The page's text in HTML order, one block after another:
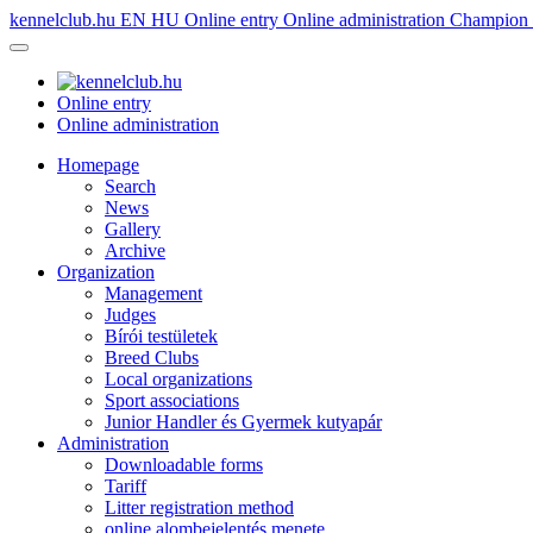
kennelclub.hu EN HU Online entry Online administration Champion
Online entry
Online administration
Homepage
Search
News
Gallery
Archive
Organization
Management
Judges
Bírói testületek
Breed Clubs
Local organizations
Sport associations
Junior Handler és Gyermek kutyapár
Administration
Downloadable forms
Tariff
Litter registration method
online alombejelentés menete